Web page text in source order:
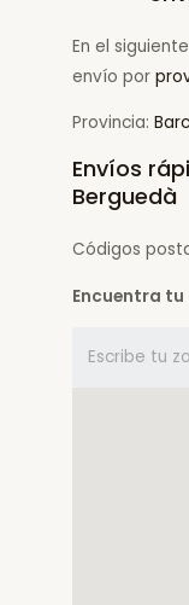
En el
envío por
Provincia:
Envíos
Berguedà
Códigos
Encuentra